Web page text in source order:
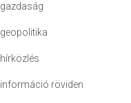
gazdaság
geopolitika
hírközlés
információ röviden